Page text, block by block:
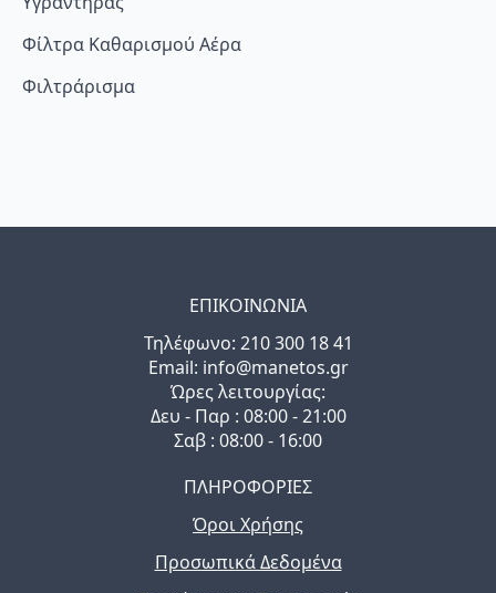
Φίλτρα Καθαρισμού Αέρα
Φιλτράρισμα
ΕΠΙΚΟΙΝΩΝΙΑ
Τηλέφωνo: 210 300 18 41
Email: info@manetos.gr
Ώρες λειτουργίας:
Δευ - Παρ : 08:00 - 21:00
Σαβ : 08:00 - 16:00
ΠΛΗΡΟΦΟΡΙΕΣ
Όροι Χρήσης
Προσωπικά Δεδομένα